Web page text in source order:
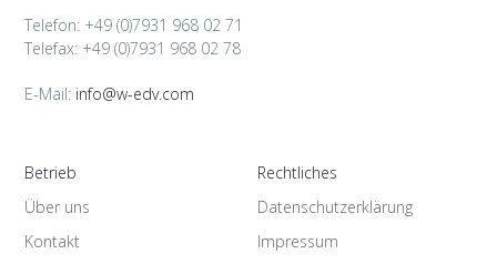
Telefon: +49 (0)7931 968 02 71
Telefax: +49 (0)7931 968 02 78
E-Mail: info@w-edv.com
Betrieb
Über uns
Kontakt
Rechtliches
Datenschutzerklärung
Impressum